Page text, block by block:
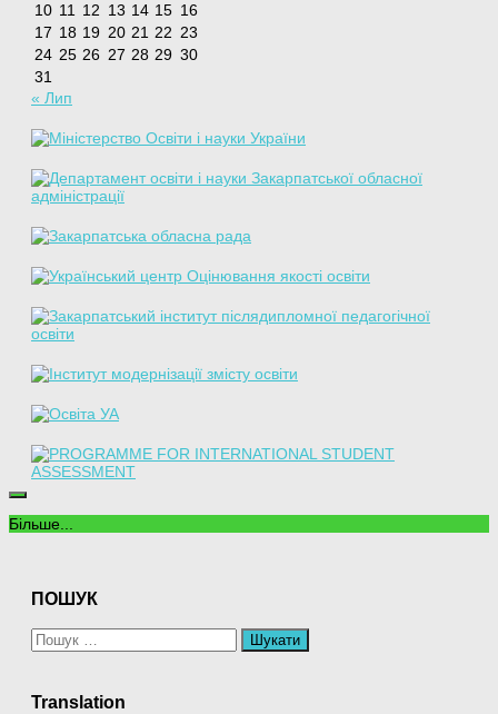
10 11 12 13 14 15 16
17 18 19 20 21 22 23
24 25 26 27 28 29 30
31
« Лип
Більше...
ПОШУК
Пошук:
Translation